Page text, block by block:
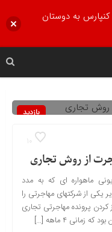
بازدید
10
از روش تجاری
ماهواره ای که به مدد
یکی از شرکتهای مهاجرتی را
کردن پرونده مهاجرتی تجاری
۴ ماهه […]
کنپارس به دوستان